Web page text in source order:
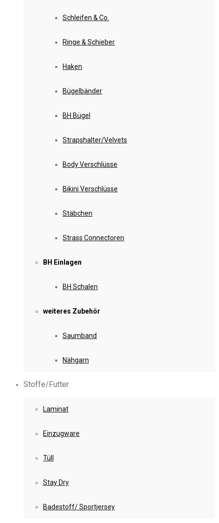
Schleifen & Co.
Ringe & Schieber
Haken
Bügelbänder
BH Bügel
Strapshalter/Velvets
Body Verschlüsse
Bikini Verschlüsse
Stäbchen
Strass Connectoren
BH Einlagen
BH Schalen
weiteres Zubehör
Saumband
Nähgarn
Stoffe/Futter
Laminat
Einzugware
Tüll
Stay Dry
Badestoff/ Sportjersey